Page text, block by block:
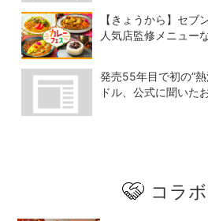
【きょうから】セブ
人気店監修メニュー
発売55年目で初の“
ドル、公式に聞いた
コラ